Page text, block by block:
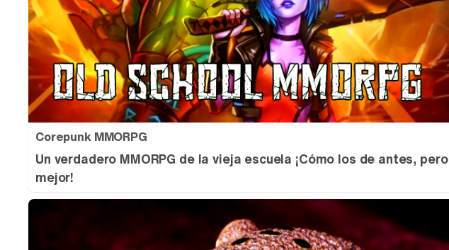
Corepunk MMORPG
Un verdadero MMORPG de la vieja escuela ¡Cómo los de antes, pero
mejor!